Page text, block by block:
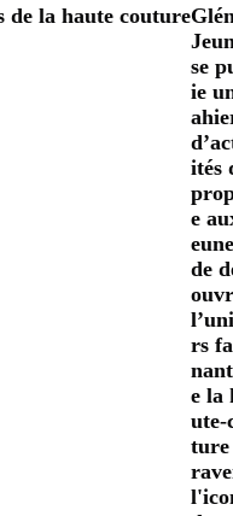
se
ie
ités
e
de
rs
e la
ute-